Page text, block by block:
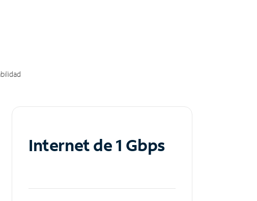
Internet de 1 Gbps